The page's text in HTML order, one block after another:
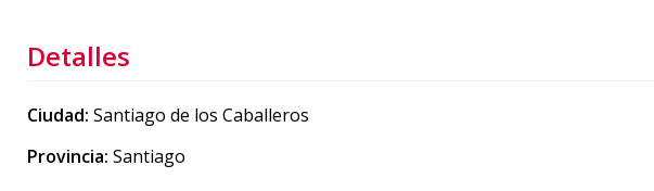
Detalles
Ciudad: Santiago de los Caballeros
Provincia: Santiago